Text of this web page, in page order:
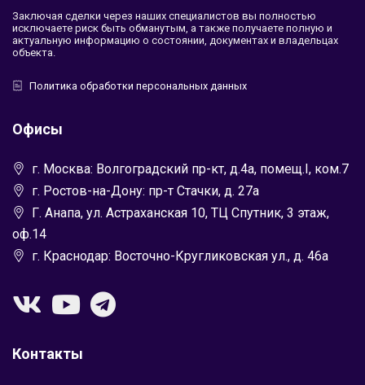
Заключая сделки через наших специалистов вы полностью
исключаете риск быть обманутым, а также получаете полную и
актуальную информацию о состоянии, документах и владельцах
объекта.
Политика обработки персональных данных
Офисы
г. Москва: Волгоградский пр-кт, д.4а, помещ.I, ком.7
г. Ростов-на-Дону: пр-т Стачки, д. 27а
Г. Анапа, ул. Астраханская 10, ТЦ Спутник, 3 этаж,
оф.14
г. Краснодар: Восточно-Кругликовская ул., д. 46а
Контакты